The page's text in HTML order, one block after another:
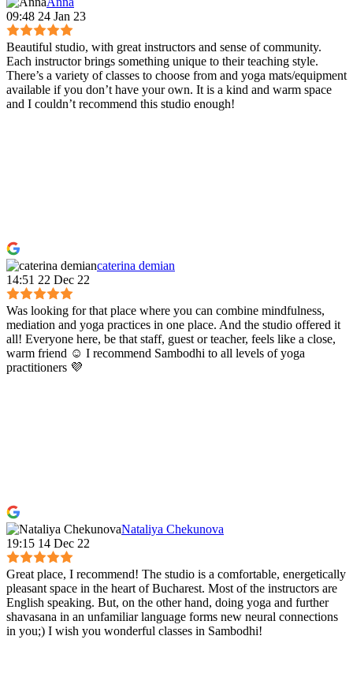
09:48 24 Jan 23
Beautiful studio, with great instructors and sense of community.
Each instructor brings something unique to their teaching style.
There’s a variety of classes to choose from and yoga mats/equipment
available if you don’t have your own. It is a kind and warm space
and I couldn’t recommend this studio enough!
caterina demian
14:51 22 Dec 22
Was looking for that place where you can combine mindfulness,
mediation and yoga practices in one place. And the studio offered it
all! Everyone here, be that staff, guest or teacher, feels like a close,
warm friend ☺️ I recommend Sambodhi to all levels of yoga
practitioners 💜
Nataliya Chekunova
19:15 14 Dec 22
Great place, I recommend! The studio is a comfortable, energetically
pleasant space in the heart of Bucharest. Most of the instructors are
English speaking. But, on the other hand, doing yoga and further
shavasana in an unfamiliar language forms new neural connections
in you;) I wish you wonderful classes in Sambodhi!